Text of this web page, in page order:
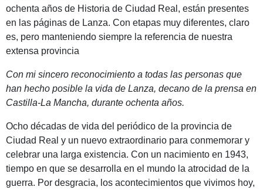
ochenta años de Historia de Ciudad Real, están presentes
en las páginas de Lanza. Con etapas muy diferentes, claro
es, pero manteniendo siempre la referencia de nuestra
extensa provincia
Con mi sincero reconocimiento a todas las personas que
han hecho posible la vida de Lanza, decano de la prensa en
Castilla-La Mancha, durante ochenta años.
Ocho décadas de vida del periódico de la provincia de
Ciudad Real y un nuevo extraordinario para conmemorar y
celebrar una larga existencia. Con un nacimiento en 1943,
tiempo en que se desarrolla en el mundo la atrocidad de la
guerra. Por desgracia, los acontecimientos que vivimos hoy,